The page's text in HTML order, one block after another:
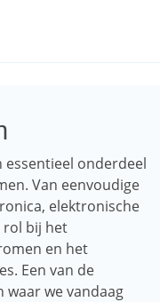
essentieel onderdeel
Van eenvoudige
elektronische
rol bij het
en het
Een van de
we vandaag